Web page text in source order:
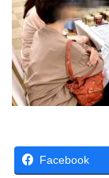
Facebook